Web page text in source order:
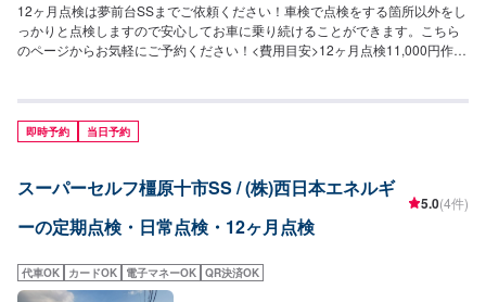
12ヶ月点検は夢前台SSまでご依頼ください！車検で点検をする箇所以外をし
っかりと点検しますので安心してお車に乗り続けることができます。こちら
のページからお気軽にご予約ください！<費用目安>12ヶ月点検11,000円作業
即時予約 当日予約
スーパーセルフ橿原十市SS / (株)西日本エネルギ
ーの定期点検・日常点検・12ヶ月点検
5.0(4件)
代車OK カードOK 電子マネーOK QR決済OK